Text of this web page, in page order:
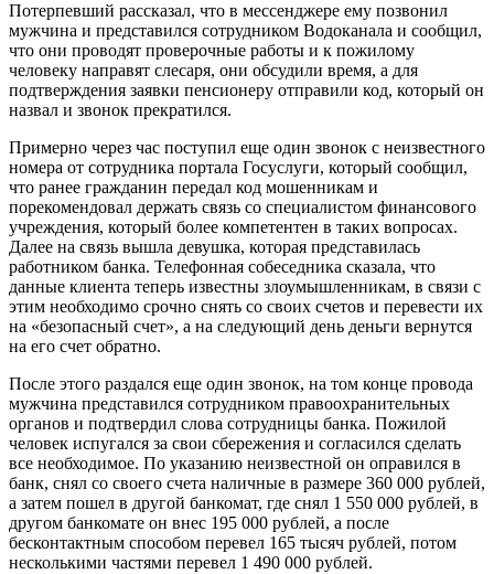
Потерпевший рассказал, что в мессенджере ему позвонил
мужчина и представился сотрудником Водоканала и сообщил,
что они проводят проверочные работы и к пожилому
человеку направят слесаря, они обсудили время, а для
подтверждения заявки пенсионеру отправили код, который он
назвал и звонок прекратился.
Примерно через час поступил еще один звонок с неизвестного
номера от сотрудника портала Госуслуги, который сообщил,
что ранее гражданин передал код мошенникам и
порекомендовал держать связь со специалистом финансового
учреждения, который более компетентен в таких вопросах.
Далее на связь вышла девушка, которая представилась
работником банка. Телефонная собеседника сказала, что
данные клиента теперь известны злоумышленникам, в связи с
этим необходимо срочно снять со своих счетов и перевести их
на «безопасный счет», а на следующий день деньги вернутся
на его счет обратно.
После этого раздался еще один звонок, на том конце провода
мужчина представился сотрудником правоохранительных
органов и подтвердил слова сотрудницы банка. Пожилой
человек испугался за свои сбережения и согласился сделать
все необходимое. По указанию неизвестной он оправился в
банк, снял со своего счета наличные в размере 360 000 рублей,
а затем пошел в другой банкомат, где снял 1 550 000 рублей, в
другом банкомате он внес 195 000 рублей, а после
бесконтактным способом перевел 165 тысяч рублей, потом
несколькими частями перевел 1 490 000 рублей.